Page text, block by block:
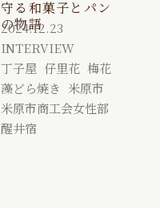
守る和菓子とパン
の物語
2024.12.23
INTERVIEW
丁子屋 仔里花 梅花
藻どら焼き 米原市
米原市商工会女性部
醒井宿